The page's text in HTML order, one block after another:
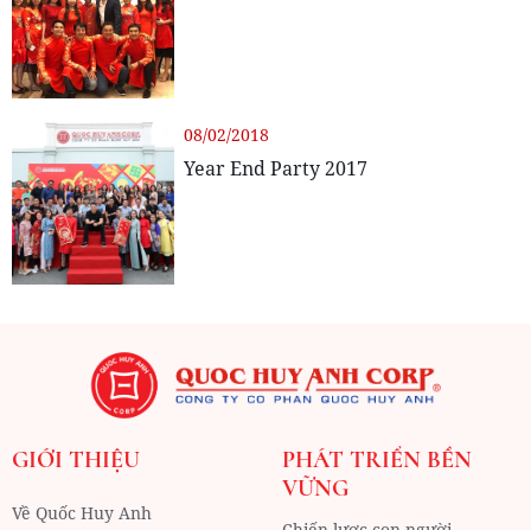
08/02/2018
Year End Party 2017
GIỚI THIỆU
Về Quốc Huy Anh
PHÁT TRIỂN BỀN
VỮNG